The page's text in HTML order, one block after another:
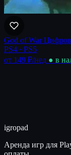
God of War
PS4 · PS5
от 149 ₽/нед ● в
igropad
Аренда игр для